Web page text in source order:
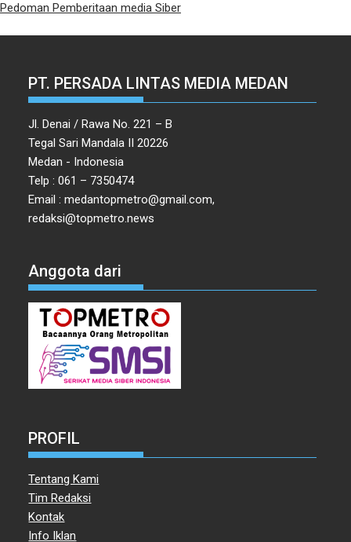
Pedoman Pemberitaan media Siber
PT. PERSADA LINTAS MEDIA MEDAN
Jl. Denai / Rawa No. 221 – B
Tegal Sari Mandala II 20226
Medan - Indonesia
Telp : 061 – 7350474
Email : medantopmetro@gmail.com,
redaksi@topmetro.news
Anggota dari
PROFIL
Tentang Kami
Tim Redaksi
Kontak
Info Iklan